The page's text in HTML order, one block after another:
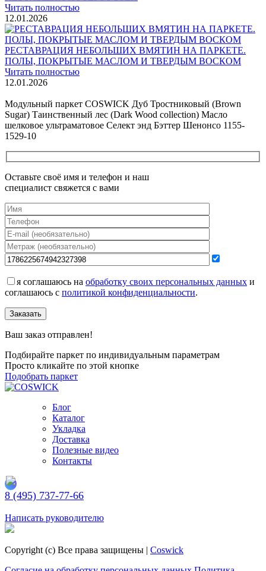
Читать полностью
12.01.2026
РЕСТАВРАЦИЯ НЕБОЛЬШИХ ВМЯТИН НА ПАРКЕТЕ.
ПОЛЫ, ПОКРЫТЫЕ МАСЛОМ И ТВЕРДЫМ ВОСКОМ
Читать полностью
12.01.2026
Модульный паркет COSWICK Дуб Тростниковый (Brown
Sugar) Таинственный лес (Dark Wood collection) Масло
шелковое ультраматовое Селект энд Бэттер Шенонсо 1155-
1529-10
Оставьте своё имя и телефон и наш
специалист свяжется с вами
я соглашаюсь на обработку своих персональных данных и
соглашаюсь с политикой конфиденциальности.
Заказать
Ваш заказ отправлен!
Подбирайте паркет по индивидуальным параметрам
Просто кликайте по этой кнопке
Подобрать паркет
Блог
Каталог
Укладка
Доставка
Полезные видео
Контакты
8 (495) 737-77-66
Написать руководителю
Copyright (c) Все права защищены | Coswick